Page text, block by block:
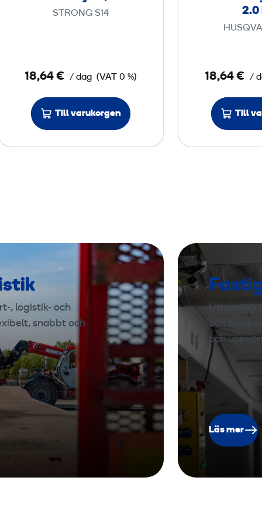
s
r
e
,
2
STRONG S14
18,64 € / dag (VAT 0 %)
Till varukorgen
2.0
18,64 € /
Till
, logistik- och
snabbt och
Uthyrning
och
och
Läs mer